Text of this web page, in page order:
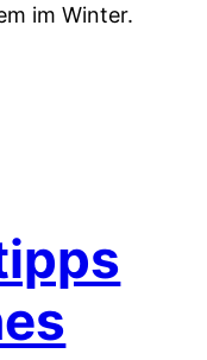
im Winter.